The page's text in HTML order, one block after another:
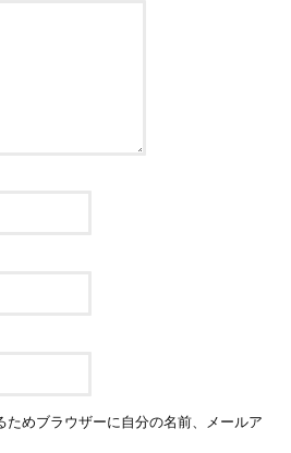
ためブラウザーに自分の名前、メールア